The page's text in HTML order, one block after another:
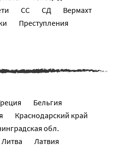
СС СД
Вермахт
Преступления
Бельгия
Краснодарский край
обл.
Литва
Латвия